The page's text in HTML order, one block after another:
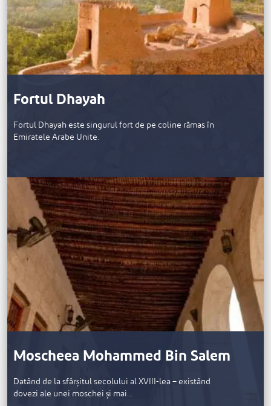
Fortul Dhayah
Fortul Dhayah este singurul fort de pe coline rămas în
Emiratele Arabe Unite.
Moscheea Mohammed Bin Salem
Datând de la sfârșitul secolului al XVIII-lea – existând
dovezi ale unei moschei și mai…